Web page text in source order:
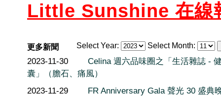
Little Sunshine 在線
Select Year: Select Month:
更多新聞
2023-11-30
Celina 週六品味圈之「生活雜誌 -
囊」（膽石、痛風）
2023-11-29
FR Anniversary Gala 聲光 30 盛典